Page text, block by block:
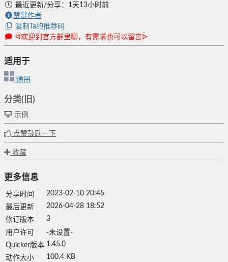
最近更新/分享：1天13小时前
赞赏作者
复制Ta的推荐码
ᐛ欢迎到官方群里聊，有需求也可以留言ᐇ
适用于
通用
分类(旧)
示例
点赞鼓励一下
收藏
更多信息
分享时间
2023-02-10 20:45
最后更新
2026-04-28 18:52
修订版本
3
用户许可
-未设置-
Quicker版本 1.45.0
动作大小
100.4 KB